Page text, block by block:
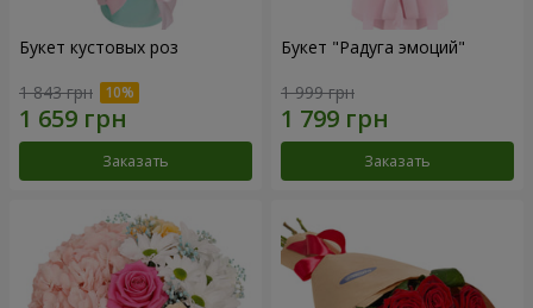
Букет кустовых роз
1 843 грн
Заказать
Букет "Радуга эмоций"
1 999 грн
Заказать